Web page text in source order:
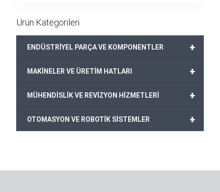
Ürün Kategorileri
+
ENDÜSTRİYEL PARÇA VE KOMPONENTLER
+
MAKİNELER VE ÜRETİM HATLARI
+
MÜHENDİSLİK VE REVİZYON HİZMETLERİ
+
OTOMASYON VE ROBOTİK SİSTEMLER